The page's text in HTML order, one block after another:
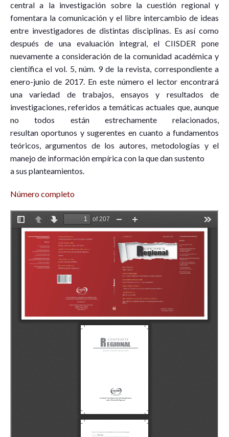
central a la investigación sobre la cuestión regional y
fomentara la comunicación y el libre intercambio de ideas
entre investigadores de distintas disciplinas. Es así como
después de una evaluación integral, el CIISDER pone
nuevamente a consideración de la comunidad académica y
científica el vol. 5, núm. 9 de la revista, correspondiente a
enero-junio de 2017. En este número el lector encontrará
una variedad de trabajos, ensayos y resultados de
investigaciones, referidos a temáticas actuales que, aunque
no todos están estrechamente relacionados,
resultan oportunos y sugerentes en cuanto a fundamentos
teóricos, argumentos de los autores, metodologías y el
manejo de información empírica con la que dan sustento
a sus planteamientos.
Número completo